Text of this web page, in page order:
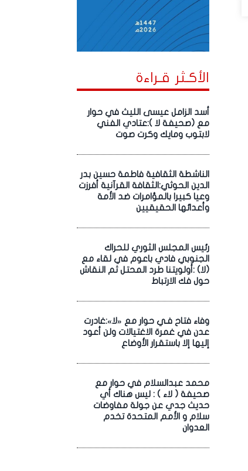
الأكـثر قـراءة
أسد الزامل عيسى الليث في حوار
مع (صحيفة لا ):عتادي الفني
لابتوب ومايك وكرت صوت
الناشطة الثقافية فاطمة حسين بدر
الدين الحوثي:الثقافة القرآنية أفرزت
وعيا كبيرا بالمؤامرات ضد الأمة
وأعدائها الحقيقيين
رئيس المجلس الثوري للحراك
الجنوبي فادي باعوم في لقاء مع
(لا) :أولويتنا طرد المحتل ثم النقاش
حول فك الارتباط
وفاء فتاح فـي حوار مع «لا»:غادرت
عدن في غمرة الاغتيالات ولن أعود
إليها إلا باستقرار الأوضاع
محمد عبدالسلام في حوار مع
صحيفة ( لاء ) : ليس هناك أي
حديث جدي عن جولة مفاوضات
سلام و الأمم المتحدة تخدم
العدوان